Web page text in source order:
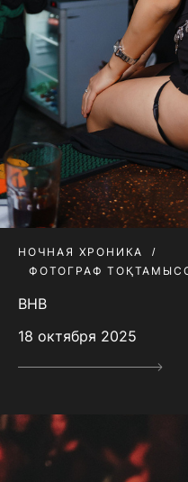
НОЧНАЯ ХРОНИКА
ФОТОГРАФ
BHB
18 октября 2025